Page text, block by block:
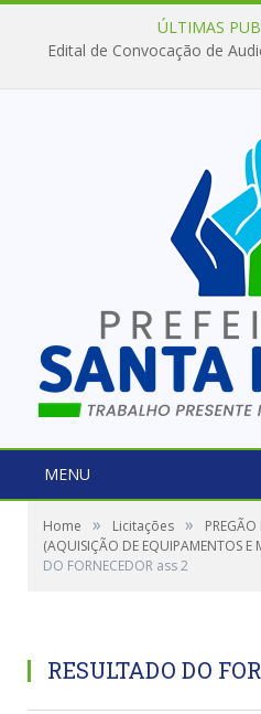
ÚLTIMAS
Edital de Convocação de
MENU
Home » Licitações »
(AQUISIÇÃO DE EQUIPAMENTOS E
DO FORNECEDOR ass 2
RESULTADO DO